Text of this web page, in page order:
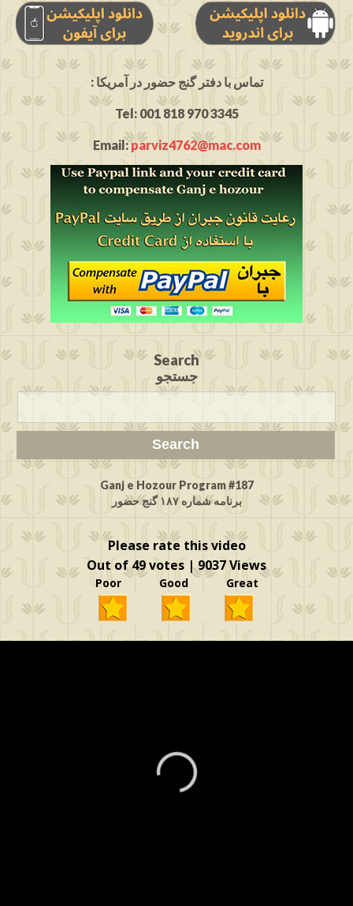
: تماس با دفتر گنج حضور در آمریکا
Tel: 001 818 970 3345
Email:parviz4762@mac.com
Search
جستجو
Ganj e Hozour Program #187
برنامه شماره ۱۸۷ گنج حضور
Please rate this video
Out of 49 votes | 9037 Views
Poor Good Great